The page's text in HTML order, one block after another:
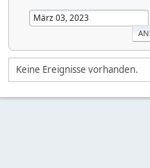
Keine Ereignisse vorhanden.